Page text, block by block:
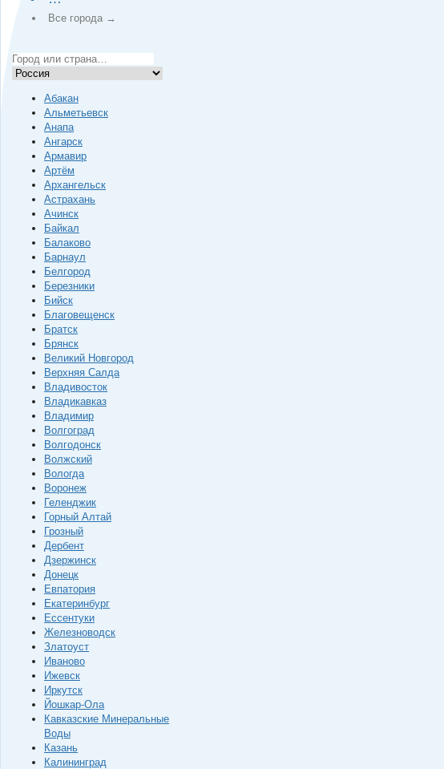
Все города →
Абакан
Альметьевск
Анапа
Ангарск
Армавир
Артём
Архангельск
Астрахань
Ачинск
Байкал
Балаково
Барнаул
Белгород
Березники
Бийск
Благовещенск
Братск
Брянск
Великий Новгород
Верхняя Салда
Владивосток
Владикавказ
Владимир
Волгоград
Волгодонск
Волжский
Вологда
Воронеж
Геленджик
Горный Алтай
Грозный
Дербент
Дзержинск
Донецк
Евпатория
Екатеринбург
Ессентуки
Железноводск
Златоуст
Иваново
Ижевск
Иркутск
Йошкар-Ола
Кавказские Минеральные
Воды
Казань
Калининград